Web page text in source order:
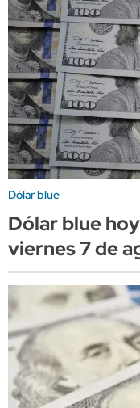
Dólar blue
Dólar blue
viernes 7 de